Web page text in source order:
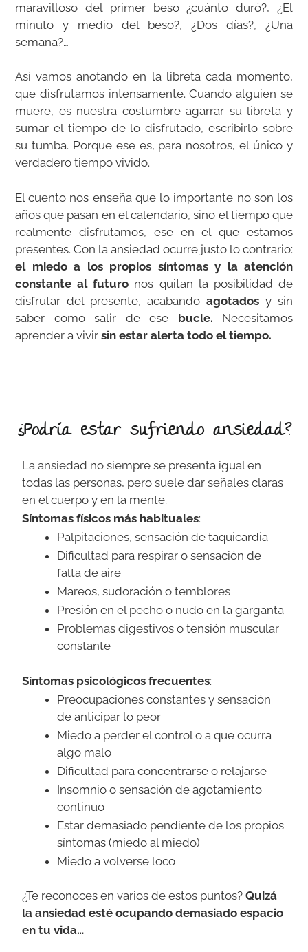
maravilloso del primer beso ¿cuánto duró?, ¿El
minuto y medio del beso?, ¿Dos días?, ¿Una
semana?…
Así vamos anotando en la libreta cada momento,
que disfrutamos intensamente. Cuando alguien se
muere, es nuestra costumbre agarrar su libreta y
sumar el tiempo de lo disfrutado, escribirlo sobre
su tumba. Porque ese es, para nosotros, el único y
verdadero tiempo vivido.
El cuento nos enseña que lo importante no son los
años que pasan en el calendario, sino el tiempo que
realmente disfrutamos, ese en el que estamos
presentes. Con la ansiedad ocurre justo lo contrario:
el miedo a los propios síntomas y la atención
constante al futuro nos quitan la posibilidad de
disfrutar del presente, acabando agotados y sin
saber como salir de ese bucle. Necesitamos
aprender a vivir sin estar alerta todo el tiempo.
¿Podría estar sufriendo ansiedad?
La ansiedad no siempre se presenta igual en
todas las personas, pero suele dar señales claras
en el cuerpo y en la mente.
Síntomas físicos más habituales:
Palpitaciones, sensación de taquicardia
Dificultad para respirar o sensación de
falta de aire
Mareos, sudoración o temblores
Presión en el pecho o nudo en la garganta
Problemas digestivos o tensión muscular
constante
Síntomas psicológicos frecuentes:
Preocupaciones constantes y sensación
de anticipar lo peor
Miedo a perder el control o a que ocurra
algo malo
Dificultad para concentrarse o relajarse
Insomnio o sensación de agotamiento
continuo
Estar demasiado pendiente de los propios
síntomas (miedo al miedo)
Miedo a volverse loco
¿Te reconoces en varios de estos puntos? Quizá
la ansiedad esté ocupando demasiado espacio
en tu vida…